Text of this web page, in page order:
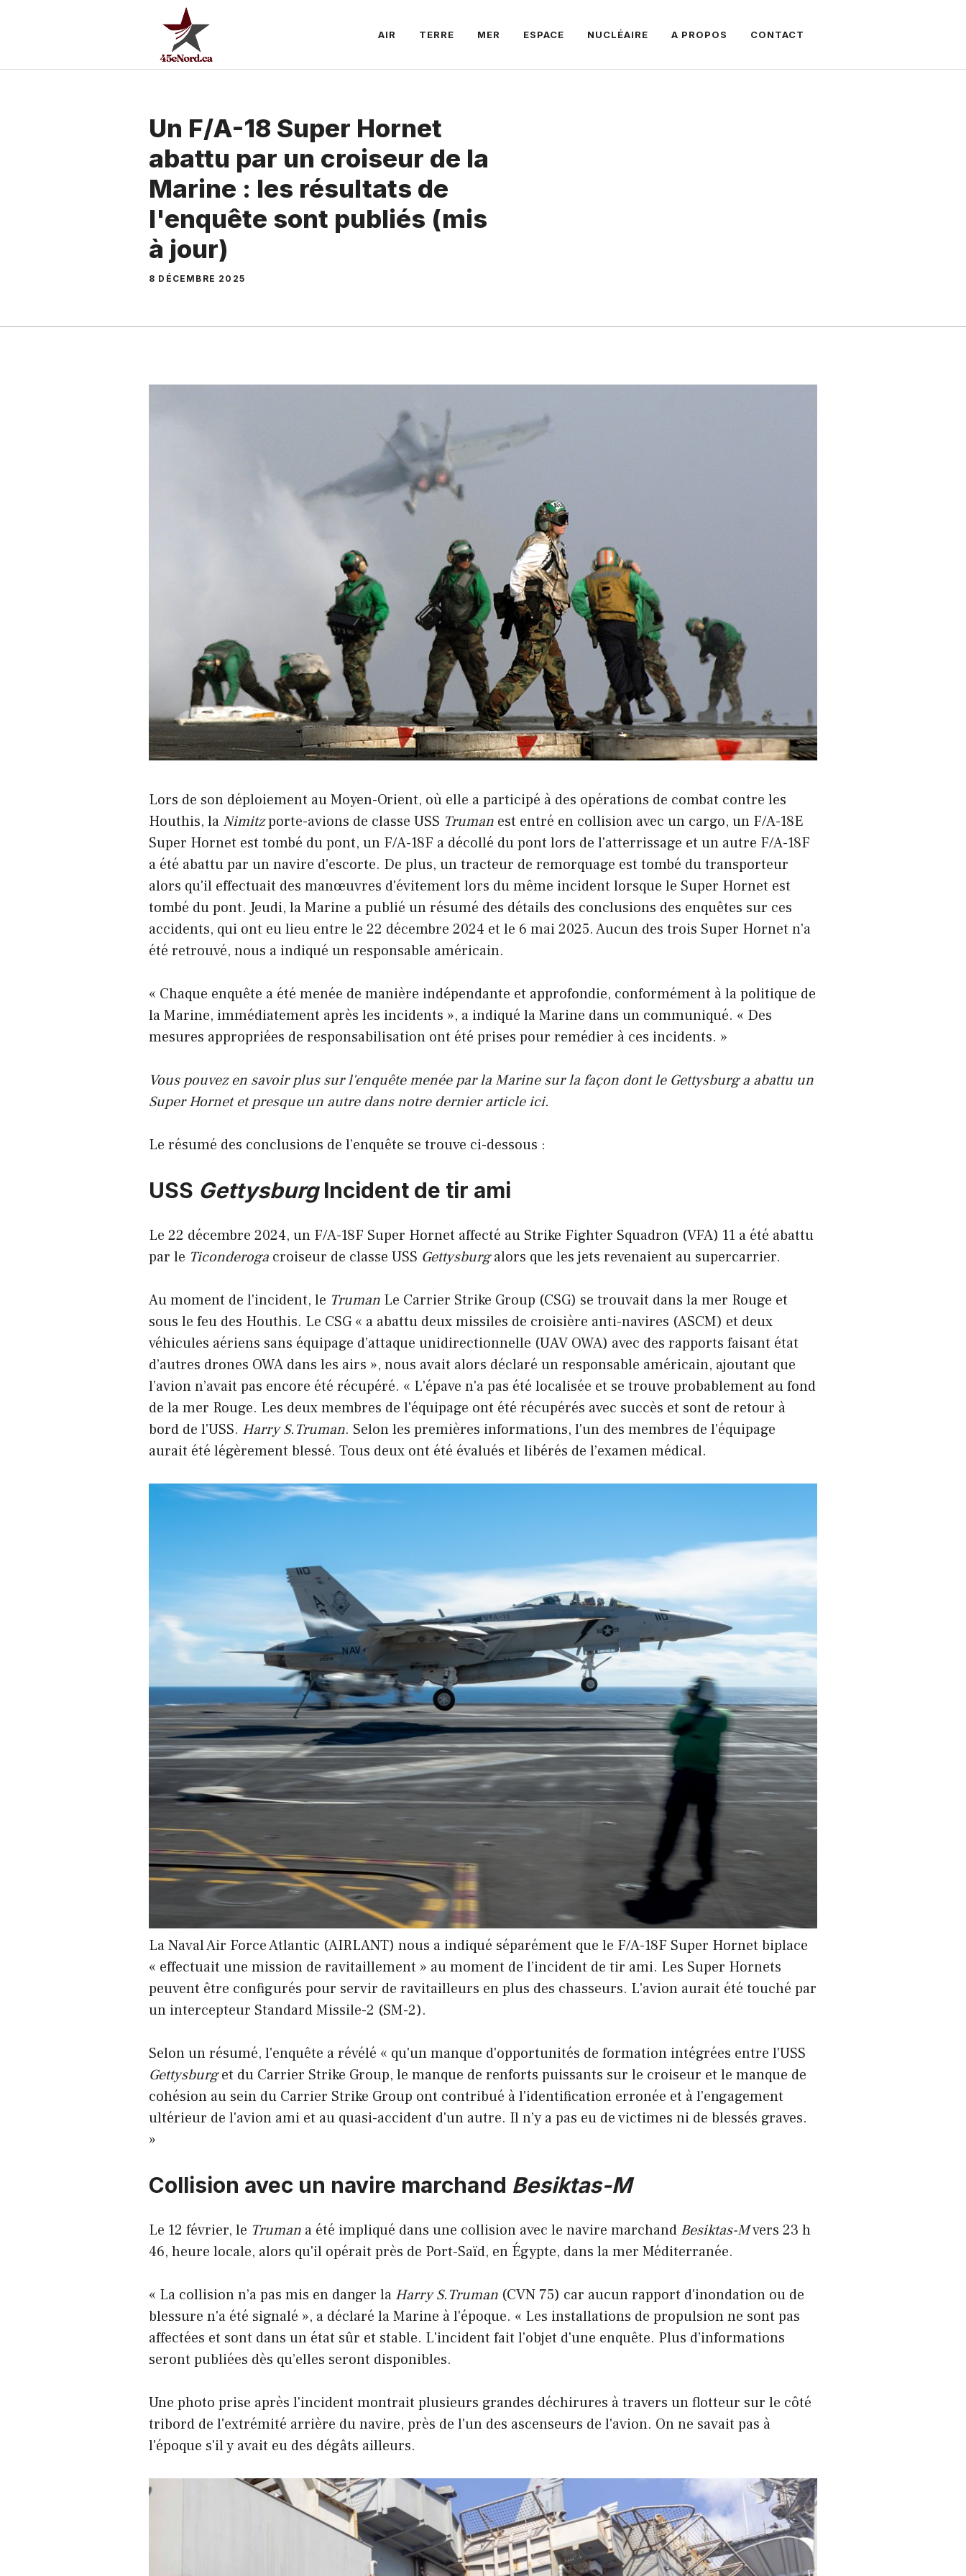
AIR TERRE MER ESPACE NUCLÉAIRE A PROPOS CONTACT
Un F/A-18 Super Hornet
abattu par un croiseur de la
Marine : les résultats de
l'enquête sont publiés (mis
à jour)
8 DÉCEMBRE 2025
Lors de son déploiement au Moyen-Orient, où elle a participé à des opérations de combat contre les
Houthis, la Nimitzporte-avions de classe USS Truman est entré en collision avec un cargo, un F/A-18E
Super Hornet est tombé du pont, un F/A-18F a décollé du pont lors de l'atterrissage et un autre F/A-18F
a été abattu par un navire d'escorte. De plus, un tracteur de remorquage est tombé du transporteur
alors qu'il effectuait des manœuvres d'évitement lors du même incident lorsque le Super Hornet est
tombé du pont. Jeudi, la Marine a publié un résumé des détails des conclusions des enquêtes sur ces
accidents, qui ont eu lieu entre le 22 décembre 2024 et le 6 mai 2025. Aucun des trois Super Hornet n'a
été retrouvé, nous a indiqué un responsable américain.
« Chaque enquête a été menée de manière indépendante et approfondie, conformément à la politique de
la Marine, immédiatement après les incidents », a indiqué la Marine dans un communiqué. « Des
mesures appropriées de responsabilisation ont été prises pour remédier à ces incidents. »
Vous pouvez en savoir plus sur l'enquête menée par la Marine sur la façon dont le Gettysburg a abattu un
Super Hornet et presque un autre dans notre dernier article ici.
Le résumé des conclusions de l’enquête se trouve ci-dessous :
USS GettysburgIncident de tir ami
Le 22 décembre 2024, un F/A-18F Super Hornet affecté au Strike Fighter Squadron (VFA) 11 a été abattu
par le Ticonderoga croiseur de classe USS Gettysburgalors que les jets revenaient au supercarrier.
Au moment de l'incident, le Truman Le Carrier Strike Group (CSG) se trouvait dans la mer Rouge et
sous le feu des Houthis. Le CSG « a abattu deux missiles de croisière anti-navires (ASCM) et deux
véhicules aériens sans équipage d’attaque unidirectionnelle (UAV OWA) avec des rapports faisant état
d’autres drones OWA dans les airs », nous avait alors déclaré un responsable américain, ajoutant que
l’avion n’avait pas encore été récupéré. « L'épave n'a pas été localisée et se trouve probablement au fond
de la mer Rouge. Les deux membres de l'équipage ont été récupérés avec succès et sont de retour à
bord de l'USS. Harry S.Truman. Selon les premières informations, l'un des membres de l'équipage
aurait été légèrement blessé. Tous deux ont été évalués et libérés de l’examen médical.
La Naval Air Force Atlantic (AIRLANT) nous a indiqué séparément que le F/A-18F Super Hornet biplace
« effectuait une mission de ravitaillement » au moment de l’incident de tir ami. Les Super Hornets
peuvent être configurés pour servir de ravitailleurs en plus des chasseurs. L'avion aurait été touché par
un intercepteur Standard Missile-2 (SM-2).
Selon un résumé, l'enquête a révélé « qu'un manque d'opportunités de formation intégrées entre l'USS
Gettysburget du Carrier Strike Group, le manque de renforts puissants sur le croiseur et le manque de
cohésion au sein du Carrier Strike Group ont contribué à l'identification erronée et à l'engagement
ultérieur de l'avion ami et au quasi-accident d'un autre. Il n’y a pas eu de victimes ni de blessés graves.
»
Collision avec un navire marchand Besiktas-M
Le 12 février, le Truman a été impliqué dans une collision avec le navire marchand Besiktas-Mvers 23 h
46, heure locale, alors qu'il opérait près de Port-Saïd, en Égypte, dans la mer Méditerranée.
« La collision n’a pas mis en danger la Harry S.Truman (CVN 75) car aucun rapport d'inondation ou de
blessure n'a été signalé », a déclaré la Marine à l'époque. « Les installations de propulsion ne sont pas
affectées et sont dans un état sûr et stable. L'incident fait l'objet d'une enquête. Plus d’informations
seront publiées dès qu’elles seront disponibles.
Une photo prise après l'incident montrait plusieurs grandes déchirures à travers un flotteur sur le côté
tribord de l'extrémité arrière du navire, près de l'un des ascenseurs de l'avion. On ne savait pas à
l'époque s'il y avait eu des dégâts ailleurs.